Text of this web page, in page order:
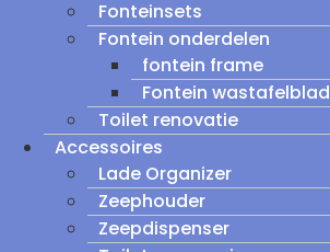
Fonteinsets
Fontein onderdelen
fontein frame
Fontein wastafelblad
Toilet renovatie
Accessoires
Lade Organizer
Zeephouder
Zeepdispenser